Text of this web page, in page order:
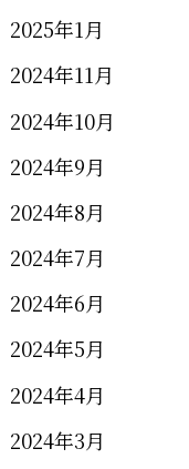
2025年1月
2024年11月
2024年10月
2024年9月
2024年8月
2024年7月
2024年6月
2024年5月
2024年4月
2024年3月